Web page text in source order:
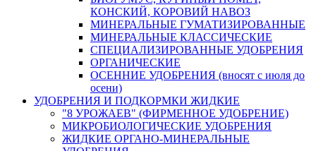
КОНСКИЙ, КОРОВИЙ НАВОЗ
МИНЕРАЛЬНЫЕ ГУМАТИЗИРОВАННЫЕ
МИНЕРАЛЬНЫЕ КЛАССИЧЕСКИЕ
СПЕЦИАЛИЗИРОВАННЫЕ УДОБРЕНИЯ
ОРГАНИЧЕСКИЕ
ОСЕННИЕ УДОБРЕНИЯ (вносят с июля до
осени)
УДОБРЕНИЯ И ПОДКОРМКИ ЖИДКИЕ
"8 УРОЖАЕВ" (ФИРМЕННОЕ УДОБРЕНИЕ)
МИКРОБИОЛОГИЧЕСКИЕ УДОБРЕНИЯ
ЖИДКИЕ ОРГАНО-МИНЕРАЛЬНЫЕ